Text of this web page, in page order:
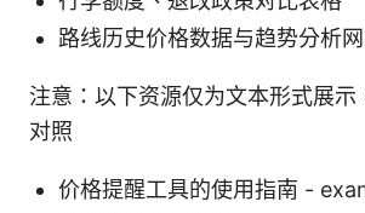
路线历史价格数据与趋势分析
注意：以下资源仅为文本形式展示
对照
价格提醒工具的使用指南 -